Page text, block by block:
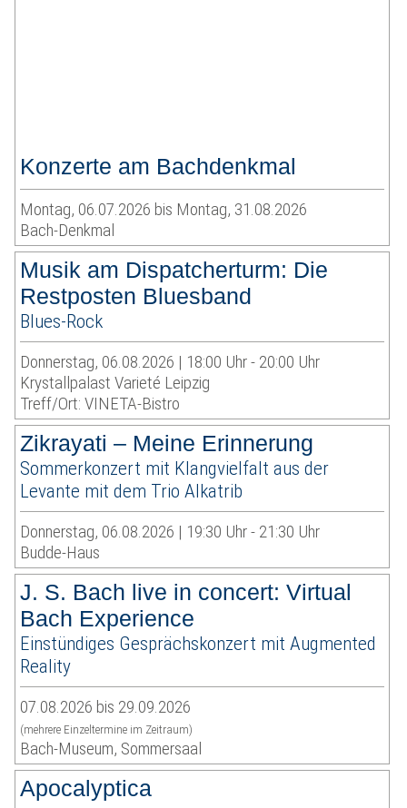
Konzerte am Bachdenkmal
Montag, 06.07.2026 bis Montag, 31.08.2026
Bach-Denkmal
Musik am Dispatcherturm: Die
Restposten Bluesband
Blues-Rock
Donnerstag, 06.08.2026 | 18:00 Uhr - 20:00 Uhr
Krystallpalast Varieté Leipzig
Treff/Ort: VINETA-Bistro
Zikrayati – Meine Erinnerung
Sommerkonzert mit Klangvielfalt aus der
Levante mit dem Trio Alkatrib
Donnerstag, 06.08.2026 | 19:30 Uhr - 21:30 Uhr
Budde-Haus
J. S. Bach live in concert: Virtual
Bach Experience
Einstündiges Gesprächskonzert mit Augmented
Reality
07.08.2026 bis 29.09.2026
(mehrere Einzeltermine im Zeitraum)
Bach-Museum, Sommersaal
Apocalyptica